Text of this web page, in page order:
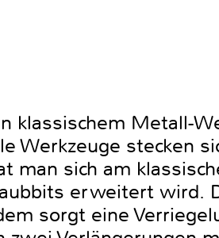
klassischem Metall-
Werkzeuge stecken
man sich am
erweitert wird.
sorgt eine